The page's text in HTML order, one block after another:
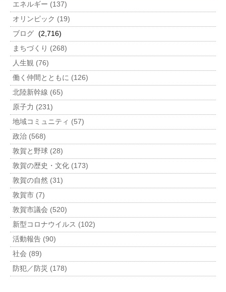
エネルギー (137)
オリンピック (19)
ブログ (2,716)
まちづくり (268)
人生観 (76)
働く仲間とともに (126)
北陸新幹線 (65)
原子力 (231)
地域コミュニティ (57)
政治 (568)
敦賀と野球 (28)
敦賀の歴史・文化 (173)
敦賀の自然 (31)
敦賀市 (7)
敦賀市議会 (520)
新型コロナウイルス (102)
活動報告 (90)
社会 (89)
防犯／防災 (178)